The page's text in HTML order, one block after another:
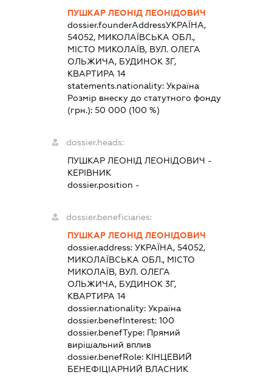
ПУШКАР ЛЕОНІД ЛЕОНІДОВИЧ
dossier.founderAddressУКРАЇНА,
54052, МИКОЛАЇВСЬКА ОБЛ.,
МІСТО МИКОЛАЇВ, ВУЛ. ОЛЕГА
ОЛЬЖИЧА, БУДИНОК 3Г,
КВАРТИРА 14
statements.nationality:Україна
Розмір внеску до статутного фонду
(грн.):50 000 (100 %)
dossier.heads:
ПУШКАР ЛЕОНІД ЛЕОНІДОВИЧ -
КЕРІВНИК
dossier.position -
dossier.beneficiaries:
ПУШКАР ЛЕОНІД ЛЕОНІДОВИЧ
dossier.address:УКРАЇНА, 54052,
МИКОЛАЇВСЬКА ОБЛ., МІСТО
МИКОЛАЇВ, ВУЛ. ОЛЕГА
ОЛЬЖИЧА, БУДИНОК 3Г,
КВАРТИРА 14
dossier.nationality:Україна
dossier.benefInterest:100
dossier.benefType: Прямий
вирішальний вплив
dossier.benefRole: КІНЦЕВИЙ
БЕНЕФІЦІАРНИЙ ВЛАСНИК